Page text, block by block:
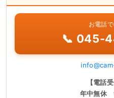
お電話
📞 045-
【電話
年中無休